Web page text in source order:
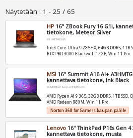
Näytetään : 1 - 25 / 65
HP 16" ZBook Fury 16 G1i,
tietokone, Meteor Silver
98L64ET#UUW
Intel Core Ultra 9 285HX, 64GB DDR5, 1TB
RTX PRO 3000 Blackwell 12GB, Win 11 Pro
MSI 16" Summit A16 AI+
kannettava tietokone, Ink Black
SUMMIT-A16-AI+-A3HMTG-001NEU
AMD Ryzen AI 9 365, 32GB DDR5, 1TB SSD,
AMD Radeon 880M, Win 11 Pro
Norton 360 for Gamers kaupan päälle
Lenovo 16" ThinkPad P16s Gen 4
kannettava tietokone, musta